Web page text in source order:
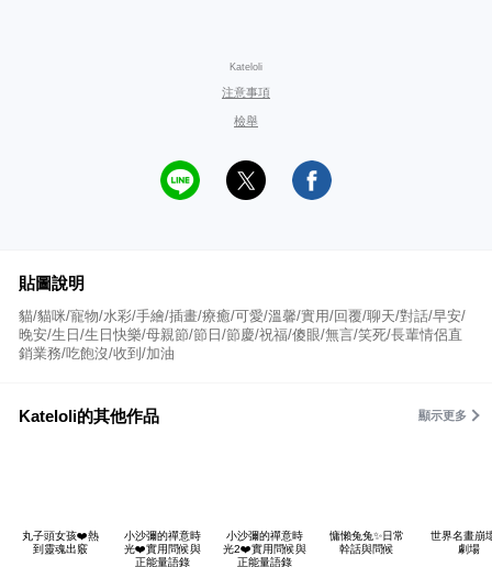
Kateloli
注意事項
檢舉
貼圖說明
貓/貓咪/寵物/水彩/手繪/插畫/療癒/可愛/溫馨/實用/回覆/聊天/對話/早安/
晚安/生日/生日快樂/母親節/節日/節慶/祝福/傻眼/無言/笑死/長輩情侶直
銷業務/吃飽沒/收到/加油
Kateloli的其他作品 顯示更多
丸子頭女孩❤️熱
到靈魂出竅
小沙彌的禪意時
光❤️實用問候與
正能量語錄
小沙彌的禪意時
光2❤️實用問候與
正能量語錄
慵懶兔兔✨日常
幹話與問候
世界名畫崩
劇場